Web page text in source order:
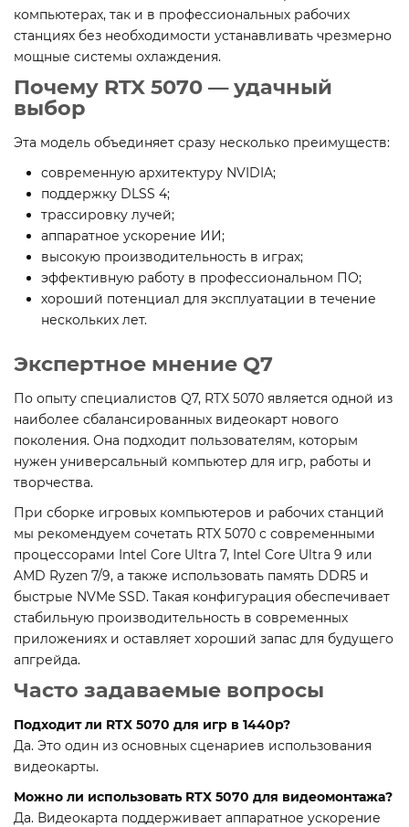
компьютерах, так и в профессиональных рабочих
станциях без необходимости устанавливать чрезмерно
мощные системы охлаждения.
Почему RTX 5070 — удачный
выбор
Эта модель объединяет сразу несколько преимуществ:
современную архитектуру NVIDIA;
поддержку DLSS 4;
трассировку лучей;
аппаратное ускорение ИИ;
высокую производительность в играх;
эффективную работу в профессиональном ПО;
хороший потенциал для эксплуатации в течение
нескольких лет.
Экспертное мнение Q7
По опыту специалистов Q7, RTX 5070 является одной из
наиболее сбалансированных видеокарт нового
поколения. Она подходит пользователям, которым
нужен универсальный компьютер для игр, работы и
творчества.
При сборке игровых компьютеров и рабочих станций
мы рекомендуем сочетать RTX 5070 с современными
процессорами Intel Core Ultra 7, Intel Core Ultra 9 или
AMD Ryzen 7/9, а также использовать память DDR5 и
быстрые NVMe SSD. Такая конфигурация обеспечивает
стабильную производительность в современных
приложениях и оставляет хороший запас для будущего
апгрейда.
Часто задаваемые вопросы
Подходит ли RTX 5070 для игр в 1440p?
Да. Это один из основных сценариев использования
видеокарты.
Можно ли использовать RTX 5070 для видеомонтажа?
Да. Видеокарта поддерживает аппаратное ускорение